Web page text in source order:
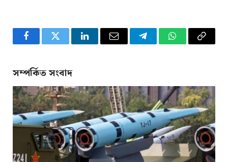
FacebookTwitter LinkedInEmail TelegramWhatsApp
Copy
সম্পর্কিত সংবাদ